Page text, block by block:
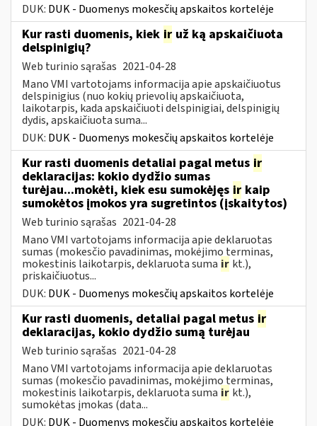
DUK: DUK - Duomenys mokesčių apskaitos kortelėje
Kur rasti duomenis, kiek ir už ką apskaičiuota
delspinigių?
Web turinio sąrašas 2021-04-28
Mano VMI vartotojams informacija apie apskaičiuotus
delspinigius (nuo kokių prievolių apskaičiuota,
laikotarpis, kada apskaičiuoti delspinigiai, delspinigių
dydis, apskaičiuota suma...
DUK: DUK - Duomenys mokesčių apskaitos kortelėje
Kur rasti duomenis detaliai pagal metus ir
deklaracijas: kokio dydžio sumas
turėjau...mokėti, kiek esu sumokėjęs ir kaip
sumokėtos įmokos yra sugretintos (įskaitytos)
Web turinio sąrašas 2021-04-28
Mano VMI vartotojams informacija apie deklaruotas
sumas (mokesčio pavadinimas, mokėjimo terminas,
mokestinis laikotarpis, deklaruota suma ir kt.),
priskaičiuotus...
DUK: DUK - Duomenys mokesčių apskaitos kortelėje
Kur rasti duomenis, detaliai pagal metus ir
deklaracijas, kokio dydžio sumą turėjau
Web turinio sąrašas 2021-04-28
Mano VMI vartotojams informacija apie deklaruotas
sumas (mokesčio pavadinimas, mokėjimo terminas,
mokestinis laikotarpis, deklaruota suma ir kt.),
sumokėtas įmokas (data...
DUK: DUK - Duomenys mokesčių apskaitos kortelėje